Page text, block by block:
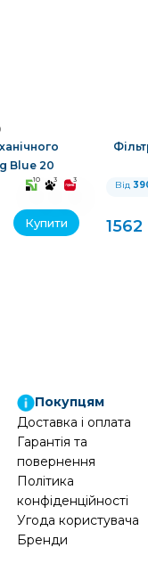
Blue 20
10 3 3
Купити
Від
Покупцям
Доставка і оплата
Гарантія та
повернення
Політика
конфіденційності
Угода користувача
Бренди